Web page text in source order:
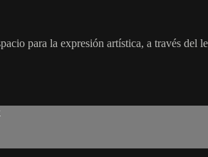
para la expresión artística, a través del